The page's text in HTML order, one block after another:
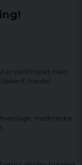
er certificeret med
E-handel.
medmindre